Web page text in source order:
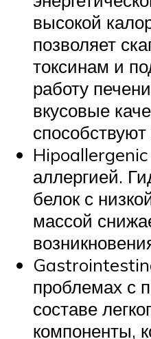
высокой
позволяет
токсинам и
работу
вкусовые
аллергией.
белок с
массой
проблемах с
составе
компоненты,